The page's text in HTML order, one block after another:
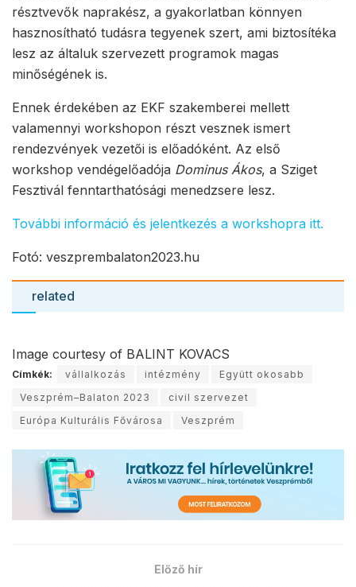
résztvevők naprakész, a gyakorlatban könnyen
hasznosítható tudásra tegyenek szert, ami biztosítéka
lesz az általuk szervezett programok magas
minőségének is.
Ennek érdekében az EKF szakemberei mellett
valamennyi workshopon részt vesznek ismert
rendezvények vezetői is előadóként. Az első
workshop vendégelőadója Dominus Ákos, a Sziget
Fesztivál fenntarthatósági menedzsere lesz.
További információ és jelentkezés a workshopra itt.
Fotó: veszprembalaton2023.hu
related
Image courtesy of BALINT KOVACS
Címkék: vállalkozás intézmény
Együtt okosabb
Veszprém–Balaton 2023
civil szervezet
Európa Kulturális Fővárosa
Veszprém
Előző hír